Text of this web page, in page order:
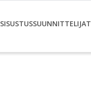
SISUSTUSSUUNNITTELIJAT